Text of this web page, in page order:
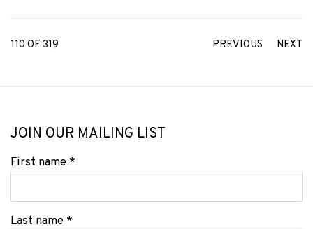
PREVIOUS NEXT
110 OF 319
JOIN OUR MAILING LIST
First name *
Last name *